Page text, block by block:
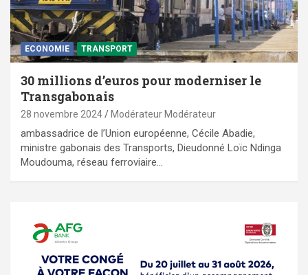
ECONOMIE TRANSPORT
30 millions d’euros pour moderniser le
Transgabonais
28 novembre 2024 Modérateur Modérateur
ambassadrice de l’Union européenne, Cécile Abadie,
ministre gabonais des Transports, Dieudonné Loïc Ndinga
Moudouma, réseau ferroviaire…